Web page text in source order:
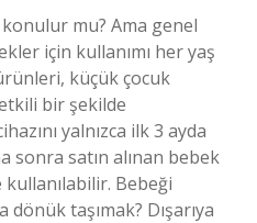
mu? Ama genel
için kullanımı her yaş
küçük çocuk
bir şekilde
yalnızca ilk 3 ayda
sonra satın alınan bebek
kullanılabilir. Bebeği
taşımak? Dışarıya